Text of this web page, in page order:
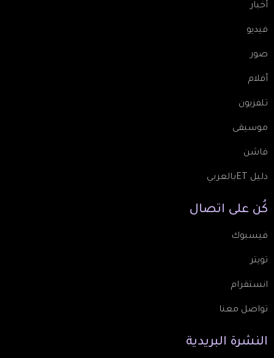
أخبار
فيديو
صور
أفلام
تلفزيون
موسيقى
فاشن
دليل ETبالعربي
كُن على اتصال
فيسبوك
تويتر
انستقرام
تواصل معنا
النشرة البريدية